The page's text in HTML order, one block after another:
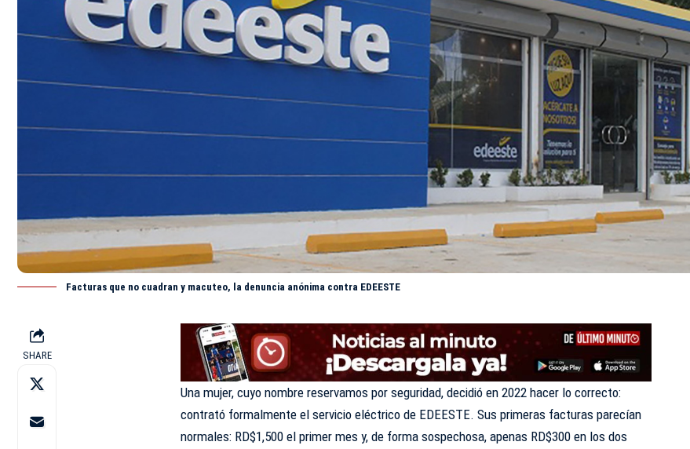
Facturas que no cuadran y macuteo, la denuncia anónima contra EDEESTE
SHARE
Una mujer, cuyo nombre reservamos por seguridad, decidió en 2022 hacer lo correcto:
contrató formalmente el servicio eléctrico de EDEESTE. Sus primeras facturas parecían
normales: RD$1,500 el primer mes y, de forma sospechosa, apenas RD$300 en los dos